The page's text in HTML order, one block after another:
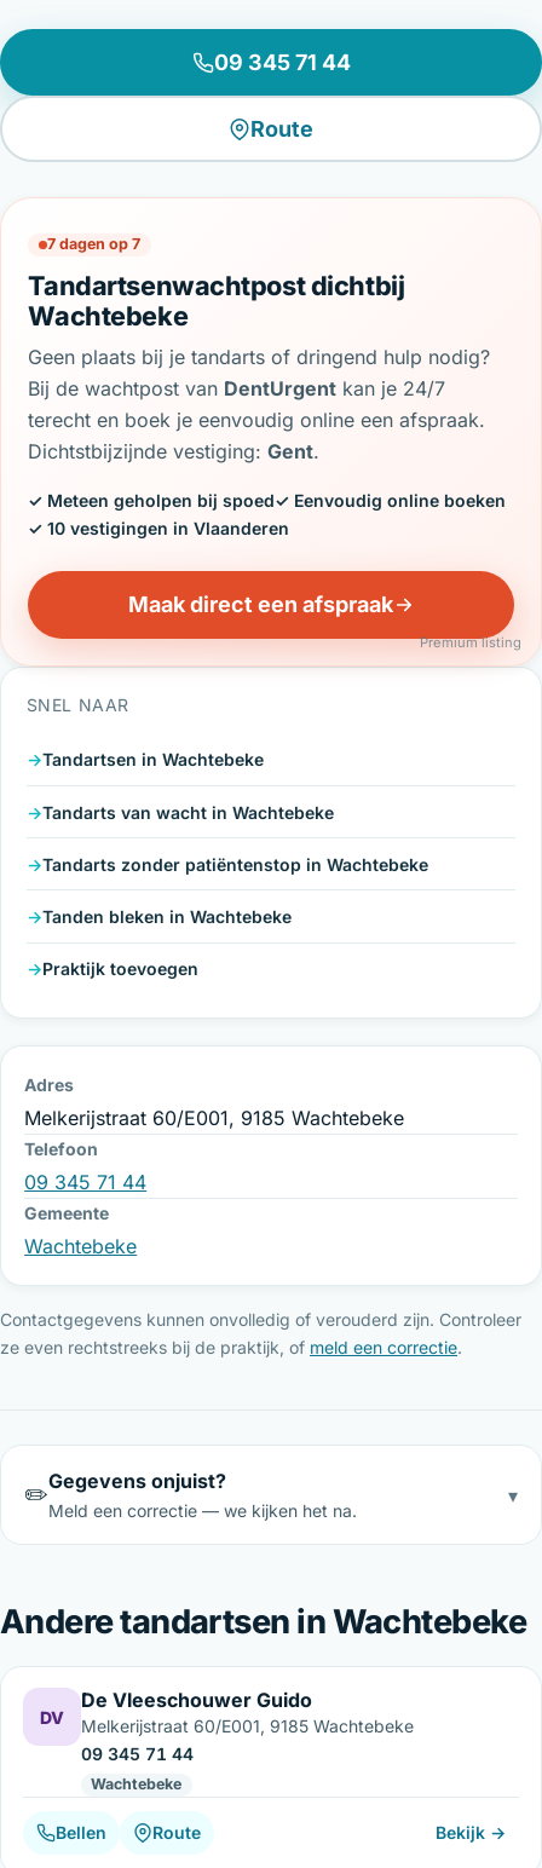
09 345 71 44
Route
7 dagen op 7
Tandartsenwachtpost dichtbij
Wachtebeke
Geen plaats bij je tandarts of dringend hulp nodig?
Bij de wachtpost van DentUrgent kan je 24/7
terecht en boek je eenvoudig online een afspraak.
Dichtstbijzijnde vestiging:Gent.
✓ Meteen geholpen bij spoed✓ Eenvoudig online boeken
✓ 10 vestigingen in Vlaanderen
Maak direct een afspraak
Premium listing
SNEL NAAR
Tandartsen in Wachtebeke
Tandarts van wacht in Wachtebeke
Tandarts zonder patiëntenstop in Wachtebeke
Tanden bleken in Wachtebeke
Praktijk toevoegen
Adres
Melkerijstraat 60/E001, 9185 Wachtebeke
Telefoon
09 345 71 44
Gemeente
Wachtebeke
Contactgegevens kunnen onvolledig of verouderd zijn. Controleer
ze even rechtstreeks bij de praktijk, of meld een correctie.
✏️Gegevens onjuist?
Meld een correctie — we kijken het na.
▾
Andere tandartsen in Wachtebeke
DV
De Vleeschouwer Guido
Melkerijstraat 60/E001, 9185 Wachtebeke
09 345 71 44
Wachtebeke
Bellen Route Bekijk →